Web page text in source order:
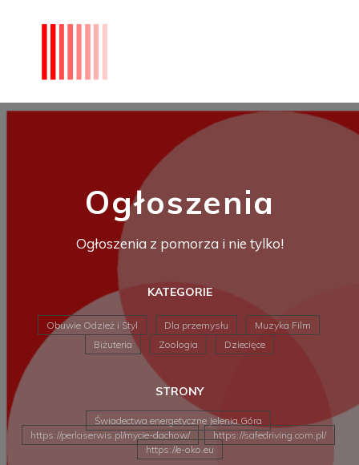
Ogłoszenia
Ogłoszenia z pomorza i nie tylko!
KATEGORIE
Obuwie Odzież i Styl Dla przemysłu
Muzyka Film
Biżuteria
Zoologia Dziecięce
STRONY
Świadectwa energetyczne Jelenia Góra
https://perlaserwis.pl/mycie-dachow/
https://safedriving.com.pl/
https://e-oko.eu